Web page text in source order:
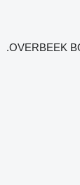
OVERBEEK